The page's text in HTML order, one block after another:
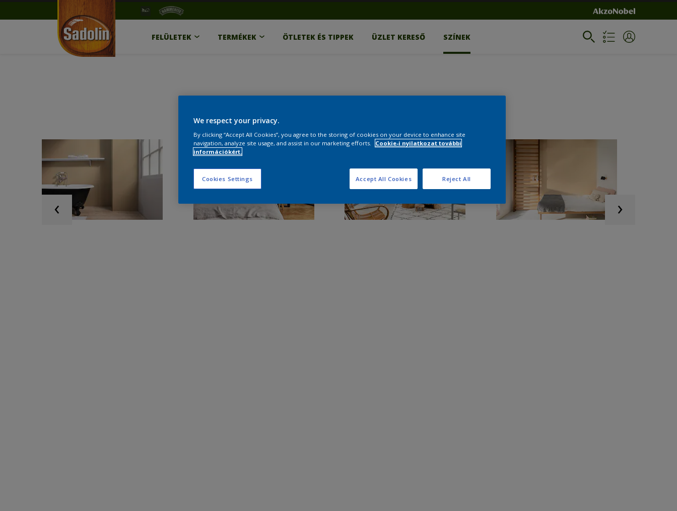
FELÜLETEK TERMÉKEK ÖTLETEK ÉS TIPPEK ÜZLET KERESŐ SZÍNEK
We respect your privacy.
By clicking “Accept All Cookies”, you agree to the storing of cookies on your device to enhance site
navigation, analyze site usage, and assist in our marketing efforts.
Cookie-i nyilatkozat további
információkért.
Cookies Settings Reject All
Accept All Cookies